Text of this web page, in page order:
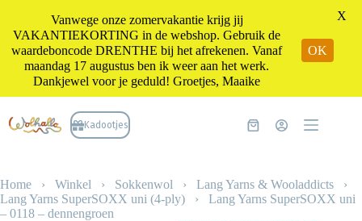
naar
de
Kadootjes Winkelwagen
Home › Winkel › Sokkenwol › Lang Yarns & Wooladdicts ›
Lang Yarns SuperSOXX uni (4-ply) › Lang Yarns SuperSOXX uni
– 0118 – dennengroen
Vanwege onze zomervakantie krijg jij
VAKANTIEKORTING in de webshop. Gebruik de
waardeboncode DRENTHE bij het afrekenen. Vanaf
maandag 17 augustus ben ik weer aan het werk.
Dankjewel voor je geduld! Groetjes, Maaike
OK
X